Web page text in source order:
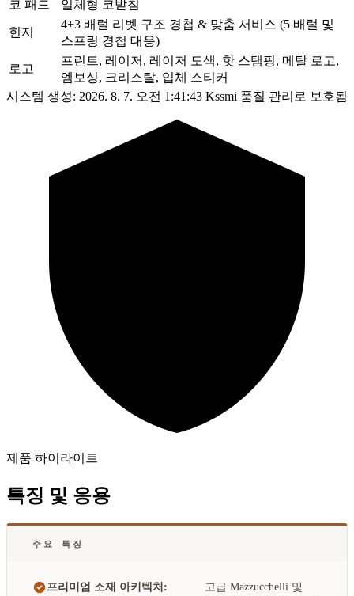
코 패드 일체형 코받침
힌지
4+3 배럴 리벳 구조 경첩 & 맞춤 서비스 (5 배럴 및
스프링 경첩 대응)
로고
프린트, 레이저, 레이저 도색, 핫 스탬핑, 메탈 로고,
엠보싱, 크리스탈, 입체 스티커
시스템 생성: 2026. 8. 7. 오전 1:41:43 Kssmi 품질 관리로 보호됨
제품 하이라이트
특징 및 응용
주요 특징
프리미엄 소재 아키텍처:
고급 Mazzucchelli 및